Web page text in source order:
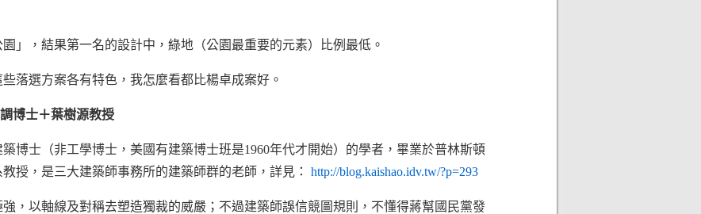
」，結果第一名的設計中，綠地（公園最重要的元素）比例最低。
落選方案各有特色，我怎麼看都比楊卓成案好。
博士＋葉樹源教授
博士（非工學博士，美國有建築博士班是1960年代才開始）的學者，畢業於普林斯頓
授，是三大建築師事務所的建築師群的老師，詳見： http://blog.kaishao.idv.tw/?p=293
，以軸線及對稱去塑造獨裁的威嚴；不過建築師誤信競圖規則，不懂得蔣幫國民黨發